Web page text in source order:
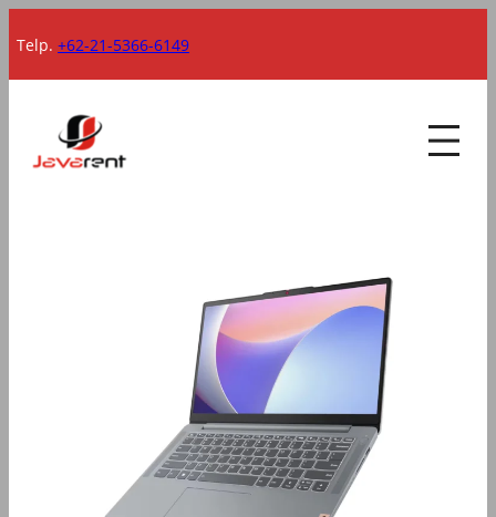
ke
konten
Telp.+62-21-5366-6149